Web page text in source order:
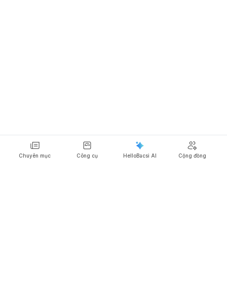
Chuyên mục Công cụ HelloBacsi AI Cộng đồng